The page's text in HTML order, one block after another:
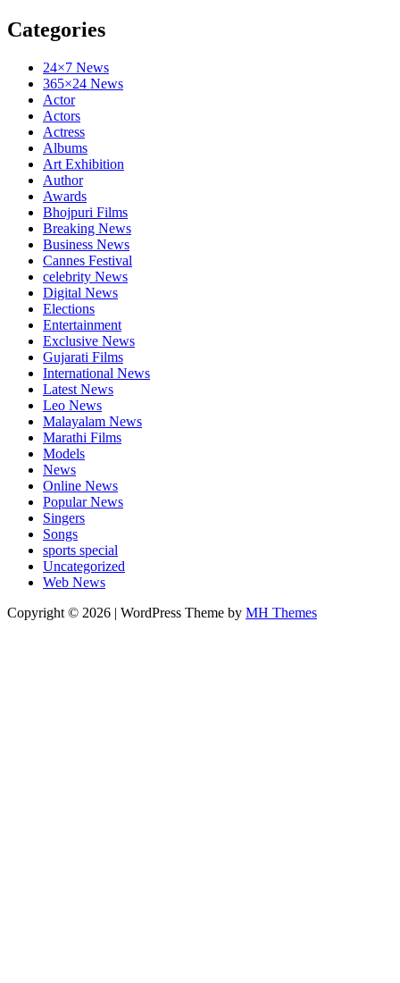
Categories
24×7 News
365×24 News
Actor
Actors
Actress
Albums
Art Exhibition
Author
Awards
Bhojpuri Films
Breaking News
Business News
Cannes Festival
celebrity News
Digital News
Elections
Entertainment
Exclusive News
Gujarati Films
International News
Latest News
Leo News
Malayalam News
Marathi Films
Models
News
Online News
Popular News
Singers
Songs
sports special
Uncategorized
Web News
Copyright © 2026 | WordPress Theme by MH Themes